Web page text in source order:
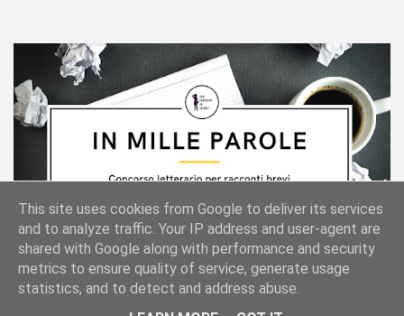
(Seconda Tappa)
This site uses cookies from Google to deliver its services
and to analyze traffic. Your IP address and user-agent are
shared with Google along with performance and security
metrics to ensure quality of service, generate usage
statistics, and to detect and address abuse.